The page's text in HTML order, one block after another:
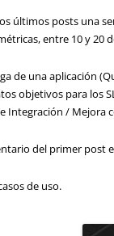
últimos posts una
entre 10 y 20
de una aplicación
objetivos para los
Integración / Mejora
del primer post
de uso.